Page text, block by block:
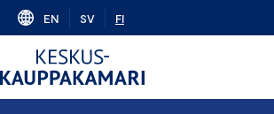
Skip
content
EN SV FI